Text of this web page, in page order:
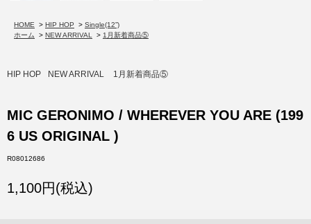
HOME > HIP HOP > Single(12”)
ホーム
> NEW ARRIVAL > 1月新着商品⑤
HIP HOP NEW ARRIVAL 1月新着商品⑤
MIC GERONIMO / WHEREVER YOU ARE (199
6 US ORIGINAL )
R08012686
1,100円(税込)